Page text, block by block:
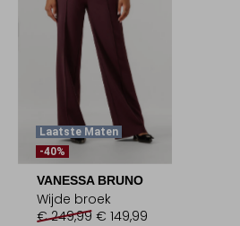
Laatste Maten
-40%
VANESSA BRUNO
Wijde broek
€ 249,99 € 149,99